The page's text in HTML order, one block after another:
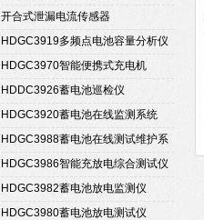
开合式泄漏电流传感器
HDGC3919多频点电池容量分析仪
HDGC3970智能便携式充电机
HDDC3926蓄电池巡检仪
HDGC3920蓄电池在线监测系统
HDGC3988蓄电池在线测试维护系
统
HDGC3986智能充放电综合测试仪
HDGC3982蓄电池放电监测仪
HDGC3980蓄电池放电测试仪